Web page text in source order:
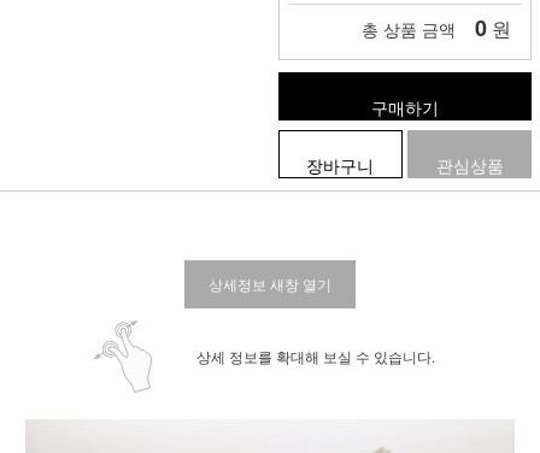
총 상품 금액 0 원
구매하기
장바구니 관심상품
상세정보 새창 열기
상세 정보를 확대해 보실 수 있습니다.